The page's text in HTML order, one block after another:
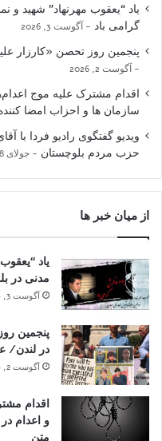
یاد “یعقوب مهرنهاد” شهید و
گرامی باد
آگوست 3, 2026
پنجمین روز تحصن «کارزار
آگوست 2, 2026
اقدام مشترک علیه موج
سازمان ها و احزاب امضا
ویدیو گفتگوی رادیو فردا با
حزب مردم بلوچستان
جولای 28, 2026
از میان خبر ها
یاد
مدنی در
آگوست 3, 2026
پنجمین
در لندن/
آگوست 2, 2026
اقدام
و اعدام
متن